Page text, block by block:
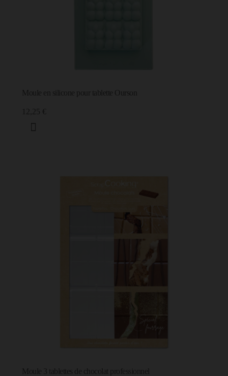
Moule en silicone pour tablette Ourson
12,25 €
Moule 3 tablettes de chocolat professionnel